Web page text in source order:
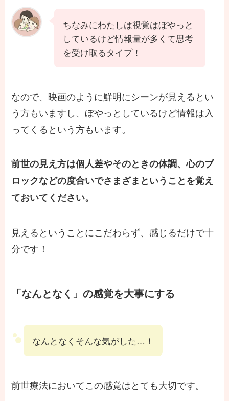
ちなみにわたしは視覚はぼやっと
しているけど情報量が多くて思考
を受け取るタイプ！
なので、映画のように鮮明にシーンが見えるとい
う方もいますし、ぼやっとしているけど情報は入
ってくるという方もいます。
前世の見え方は個人差やそのときの体調、心のブ
ロックなどの度合いでさまざまということを覚え
ておいてください。
見えるということにこだわらず、感じるだけで十
分です！
「なんとなく」の感覚を大事にする
なんとなくそんな気がした…！
前世療法においてこの感覚はとても大切です。